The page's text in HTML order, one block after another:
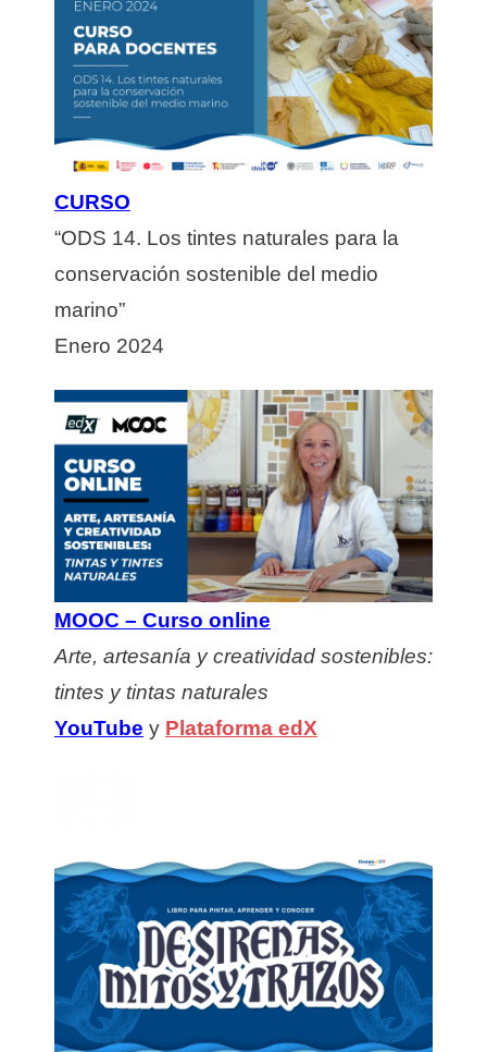
CURSO
“ODS 14. Los tintes naturales para la
conservación sostenible del medio
marino”
Enero 2024
MOOC – Curso online
Arte, artesanía y creatividad sostenibles:
tintes y tintas naturales
YouTube y Plataforma edX